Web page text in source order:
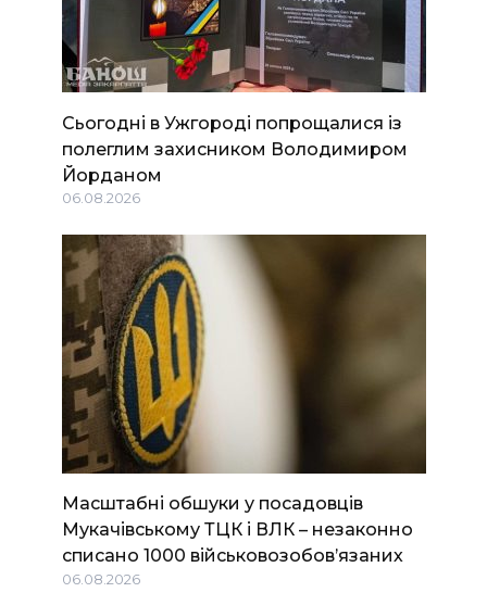
Сьогодні в Ужгороді попрощалися із
полеглим захисником Володимиром
Йорданом
06.08.2026
Масштабні обшуки у посадовців
Мукачівському ТЦК і ВЛК – незаконно
списано 1000 військовозобов’язаних
06.08.2026